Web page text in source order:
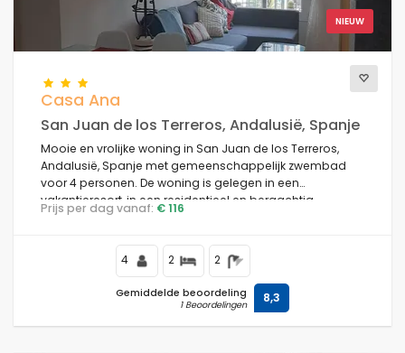
NIEUW
Casa Ana
San Juan de los Terreros, Andalusië, Spanje
Mooie en vrolijke woning in San Juan de los Terreros,
Andalusië, Spanje met gemeenschappelijk zwembad
voor 4 personen. De woning is gelegen in een
vakantieresort, in een residentieel en bergachtig
strandgebied, dichtbij winkels en supermarkten en op
Prijs per dag vanaf: € 116
4 2 2
Gemiddelde beoordeling
1 Beoordelingen 8,3